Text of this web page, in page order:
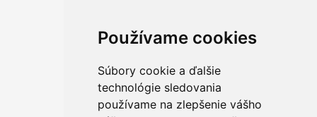
Používame cookies
Súbory cookie a ďalšie
technológie sledovania
používame na zlepšenie vášho
Informácie pre zákazníkov
Kontakt
O kameňoch
Rady a tipy
Obchodné podmienky